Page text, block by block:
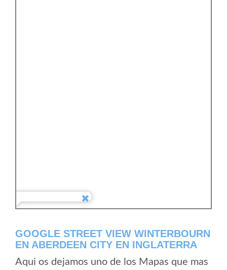
GOOGLE STREET VIEW WINTERBOURN
EN ABERDEEN CITY EN INGLATERRA
Aqui os dejamos uno de los Mapas que mas